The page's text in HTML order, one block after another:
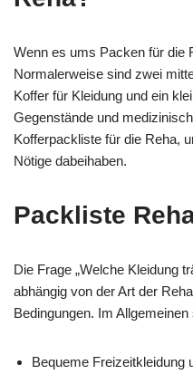
Wenn es ums Packen für die
Normalerweise sind zwei
Koffer für Kleidung und ein
Gegenstände und
Kofferpackliste für die Reha,
Nötige dabeihaben.
Packliste
Die Frage „Welche Kleidung
abhängig von der Art der
Bedingungen. Im
Bequeme Freizeitkleidung